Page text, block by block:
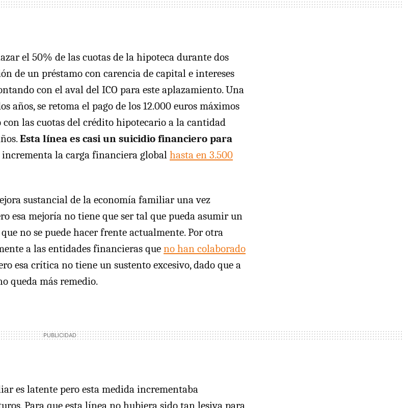
el 50% de las cuotas de la hipoteca durante dos
de un préstamo con carencia de capital e intereses
con el aval del ICO para este aplazamiento. Una
años, se retoma el pago de los 12.000 euros máximos
las cuotas del crédito hipotecario a la cantidad
Esta línea es casi un suicidio financiero para
incrementa la carga financiera global hasta en 3.500
sustancial de la economía familiar una vez
esa mejoría no tiene que ser tal que pueda asumir un
no se puede hacer frente actualmente. Por otra
a las entidades financieras que no han colaborado
esa crítica no tiene un sustento excesivo, dado que a
queda más remedio.
es latente pero esta medida incrementaba
Para que esta línea no hubiera sido tan lesiva para